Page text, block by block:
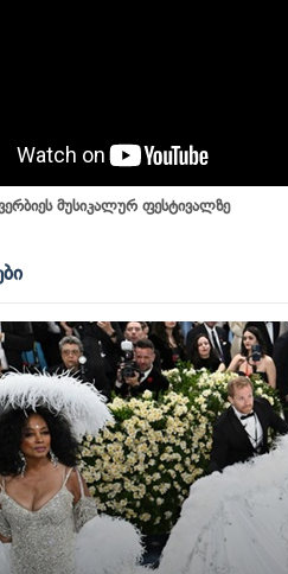
მუსიკალურ ფესტივალზე